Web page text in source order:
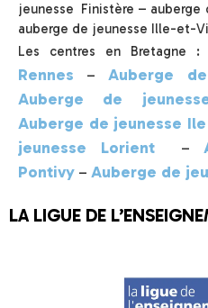
jeunesse Finistère – auberge
auberge de jeunesse Ille-et-
Les centres en Bretagne :
Rennes – Auberge
Auberge de
Auberge de jeunesse
jeunesse Lorient–
Pontivy – Auberge de
LA LIGUE DE